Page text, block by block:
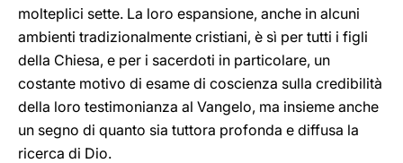
molteplici sette. La loro espansione, anche in alcuni
ambienti tradizionalmente cristiani, è sì per tutti i figli
della Chiesa, e per i sacerdoti in particolare, un
costante motivo di esame di coscienza sulla credibilità
della loro testimonianza al Vangelo, ma insieme anche
un segno di quanto sia tuttora profonda e diffusa la
ricerca di Dio.